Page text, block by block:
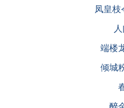
凤皇枝
端楼
倾城